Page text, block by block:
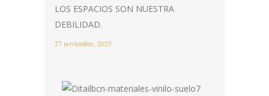
LOS ESPACIOS SON NUESTRA
DEBILIDAD.
27 noviembre, 2025